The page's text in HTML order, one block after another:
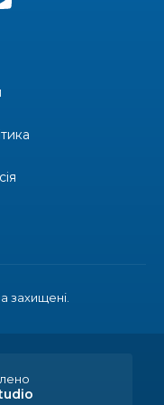
у дитячих
краси, мистецтва
захищені.